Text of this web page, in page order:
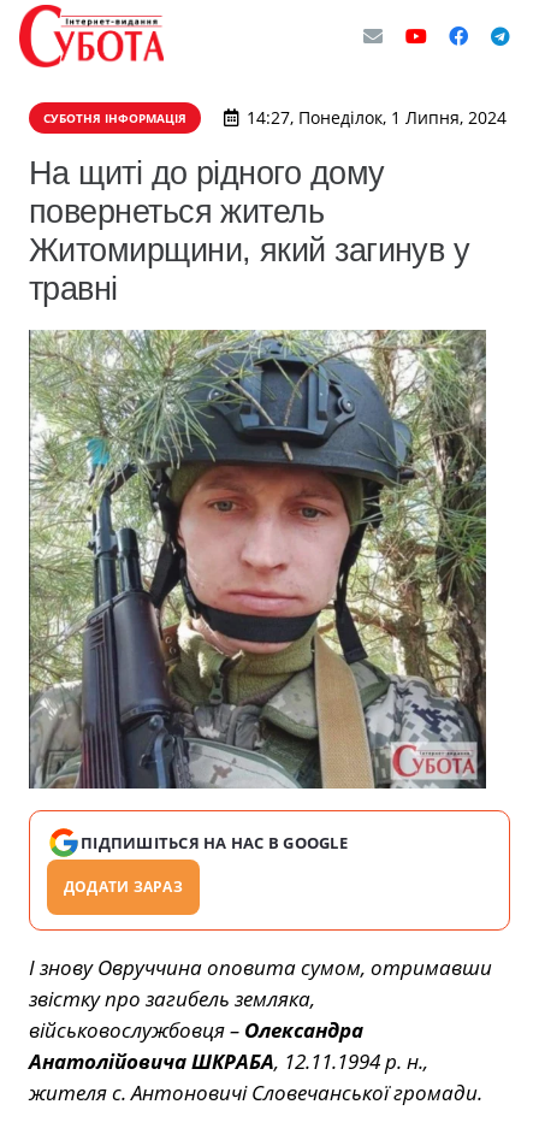
СУБОТНЯ ІНФОРМАЦІЯ 14:27, Понеділок, 1 Липня, 2024
На щиті до рідного дому
повернеться житель
Житомирщини, який загинув у
травні
ПІДПИШІТЬСЯ НА НАС В GOOGLE
ДОДАТИ ЗАРАЗ
І знову Овруччина оповита сумом, отримавши
звістку про загибель земляка,
військовослужбовця – Олександра
Анатолійовича ШКРАБА, 12.11.1994 р. н.,
жителя с. Антоновичі Словечанської громади.